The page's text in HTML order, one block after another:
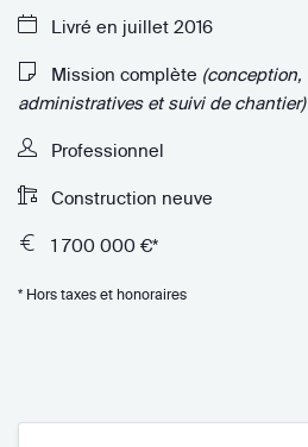
Livré en juillet 2016
Mission complète (conception,
administratives et suivi de chantier)
Professionnel
Construction neuve
1 700 000 €*
* Hors taxes et honoraires